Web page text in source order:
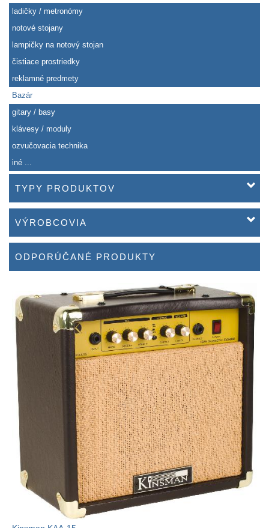
ladičky / metronómy
notové stojany
lampičky na notový stojan
čistiace prostriedky
reklamné predmety
Bazár
gitary / basy
klávesy / moduly
ozvučovacia technika
iné ...
TYPY PRODUKTOV
VÝROBCOVIA
ODPORÚČANÉ PRODUKTY